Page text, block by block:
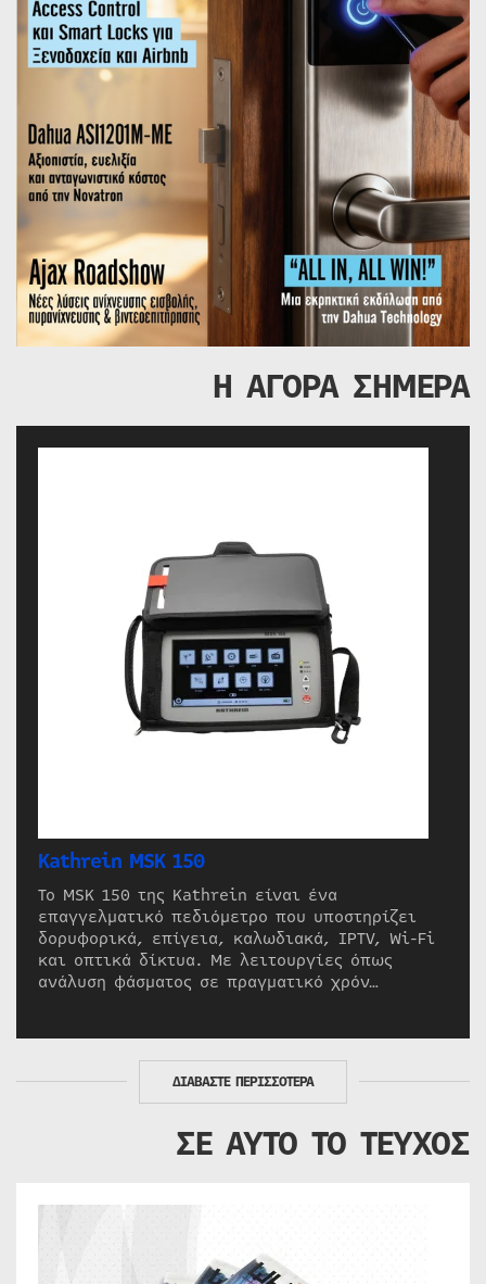
Η ΑΓΟΡΑ ΣΗΜΕΡΑ
Kathrein MSK 150
Το MSK 150 της Kathrein είναι ένα
επαγγελματικό πεδιόμετρο που υποστηρίζει
δορυφορικά, επίγεια, καλωδιακά, IPTV, Wi-Fi
και οπτικά δίκτυα. Με λειτουργίες όπως
ανάλυση φάσματος σε πραγματικό χρόν…
ΔΙΑΒΑΣΤΕ ΠΕΡΙΣΣΟΤΕΡΑ
ΣΕ ΑΥΤΟ ΤΟ ΤΕΥΧΟΣ